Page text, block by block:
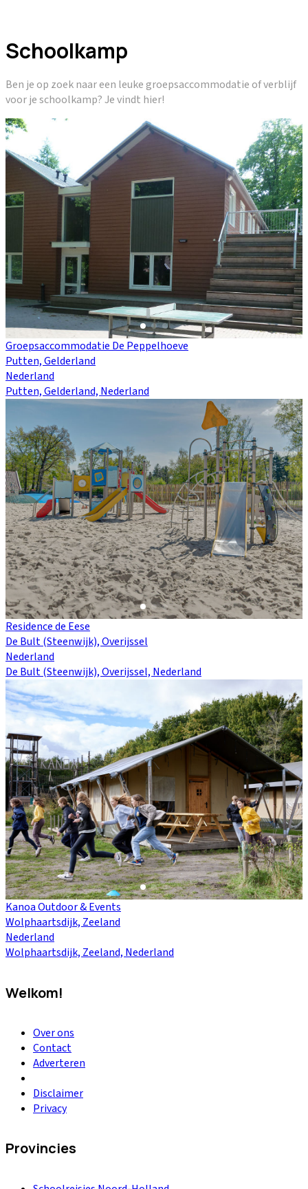
Schoolkamp
Ben je op zoek naar een leuke groepsaccommodatie of verblijf
voor je schoolkamp? Je vindt hier!
Groepsaccommodatie De Peppelhoeve
Putten, Gelderland
Nederland
Putten, Gelderland, Nederland
Residence de Eese
De Bult (Steenwijk), Overijssel
Nederland
De Bult (Steenwijk), Overijssel, Nederland
Kanoa Outdoor & Events
Wolphaartsdijk, Zeeland
Nederland
Wolphaartsdijk, Zeeland, Nederland
Welkom!
Over ons
Contact
Adverteren
Disclaimer
Privacy
Provincies